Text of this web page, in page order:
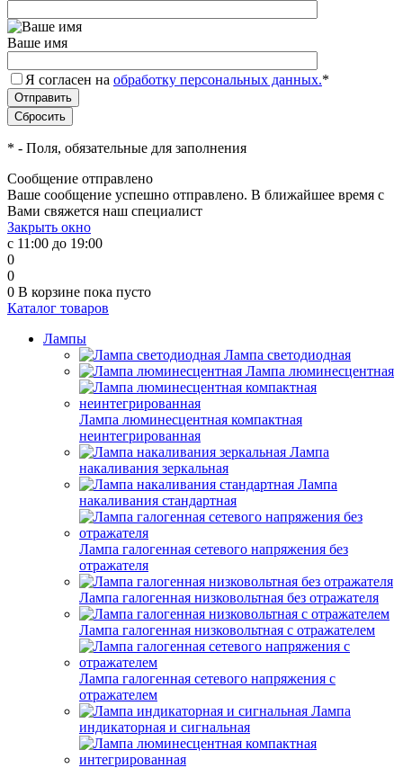
Ваше имя
Я согласен на обработку персональных данных.*
* - Поля, обязательные для заполнения
Сообщение отправлено
Ваше сообщение успешно отправлено. В ближайшее время с
Вами свяжется наш специалист
Закрыть окно
с 11:00 до 19:00
0
0
0 В корзине пока пусто
Каталог товаров
Лампы
Лампа светодиодная
Лампа люминесцентная
Лампа люминесцентная компактная
неинтегрированная
Лампа
накаливания зеркальная
Лампа
накаливания стандартная
Лампа галогенная сетевого напряжения без
отражателя
Лампа галогенная низковольтная без отражателя
Лампа галогенная низковольтная с отражателем
Лампа галогенная сетевого напряжения с
отражателем
Лампа
индикаторная и сигнальная